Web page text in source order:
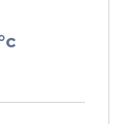
pela
ao público
da